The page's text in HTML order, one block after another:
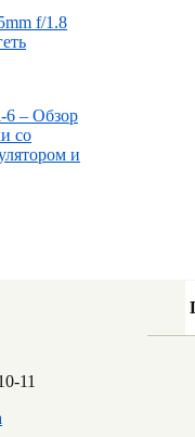
f/1.8
6 – Обзор
со
и
11